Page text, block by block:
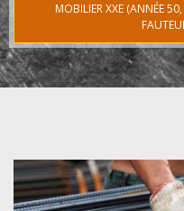
MOBILIER XXE (ANNÉE